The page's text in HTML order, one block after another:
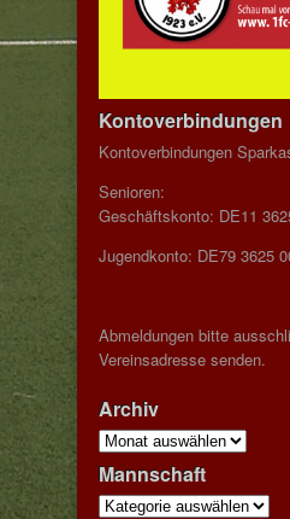
Kontoverbindungen
Kontoverbindungen
Senioren:
Geschäftskonto: DE11
Jugendkonto: DE79 3625
Abmeldungen bitte
Vereinsadresse senden.
Archiv
Archiv
Mannschaft
Mannschaft